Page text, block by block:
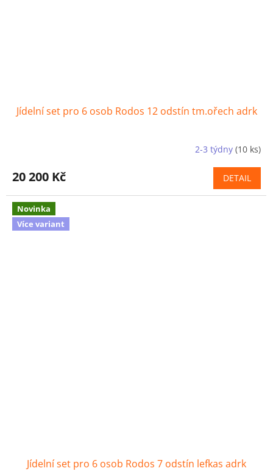
Jídelní set pro 6 osob Rodos 12 odstín tm.ořech adrk
2-3 týdny (10 ks)
20 200 Kč DETAIL
Novinka
Více variant
Jídelní set pro 6 osob Rodos 7 odstín lefkas adrk